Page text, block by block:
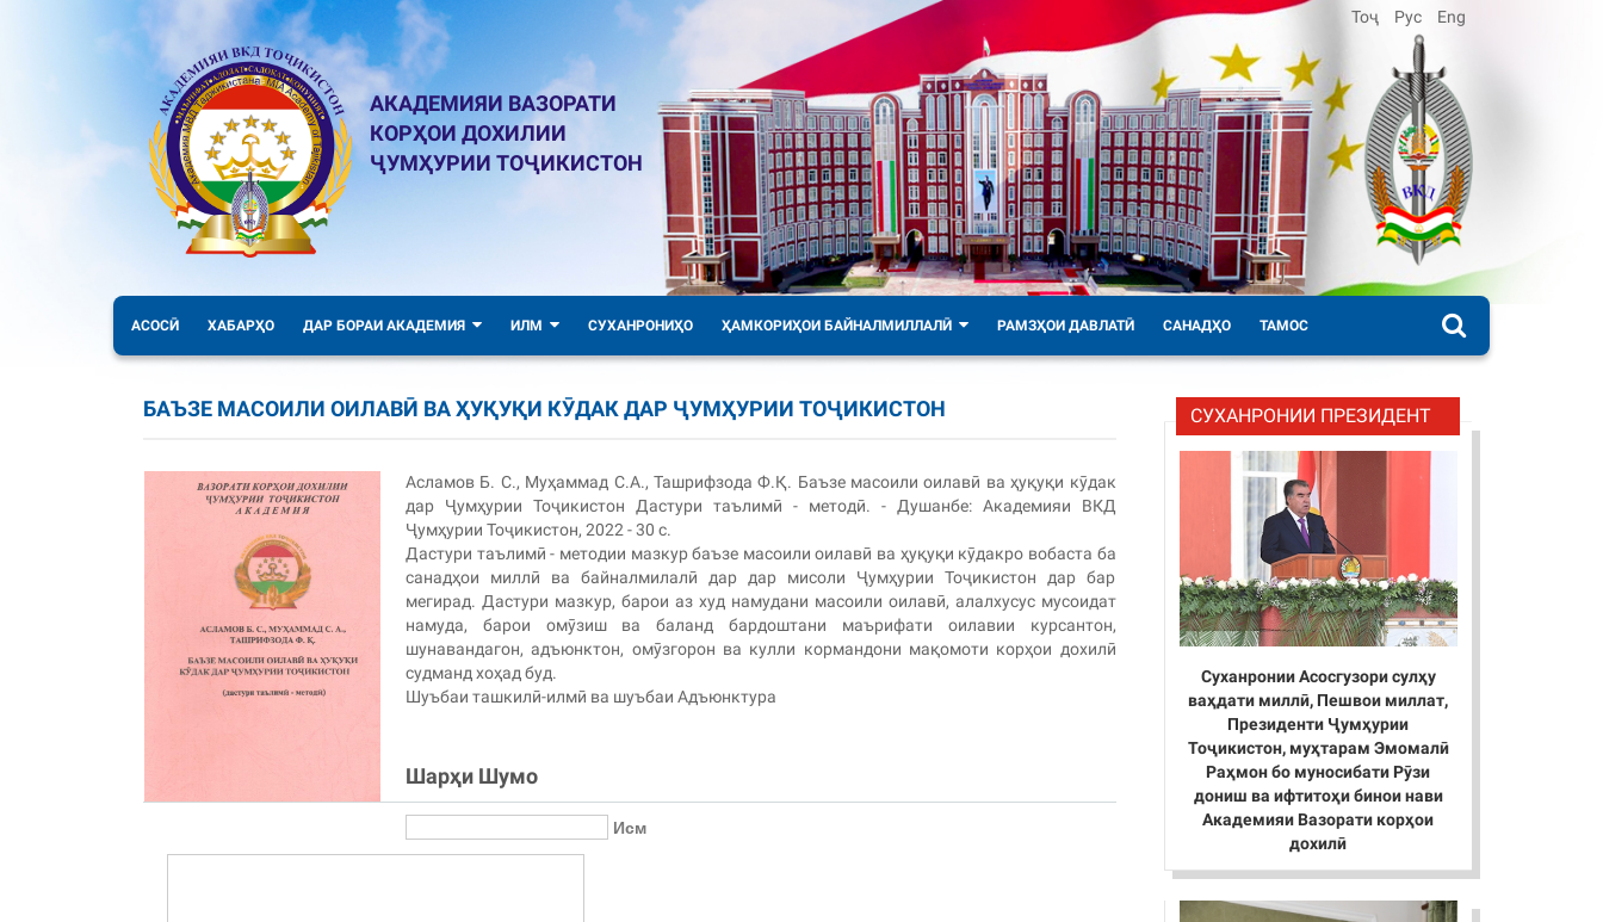
АКАДЕМИЯИ ВАЗОРАТИ
КОРҲОИ ДОХИЛИИ
ҶУМҲУРИИ ТОҶИКИСТОН
Тоҷ Рус Eng
АСОСӢ ХАБАРҲО ДАР БОРАИ АКАДЕМИЯ ИЛМ СУХАНРОНИҲО ҲАМКОРИҲОИ БАЙНАЛМИЛЛАЛӢ РАМЗҲОИ ДАВЛАТӢ САНАДҲО ТАМОС
БАЪЗЕ МАСОИЛИ ОИЛАВӢ ВА ҲУҚУҚИ КӮДАК ДАР ҶУМҲУРИИ ТОҶИКИСТОН
Асламов Б. С., Муҳаммад С.А., Ташрифзода Ф.Қ. Баъзе масоили оилавӣ ва ҳуқуқи кӯдак
дар Ҷумҳурии Тоҷикистон Дастури таълимӣ - методӣ. - Душанбе: Академияи ВКД
Ҷумҳурии Тоҷикистон, 2022 - 30 с.
Дастури таълимӣ - методии мазкур баъзе масоили оилавӣ ва ҳуқуқи кӯдакро вобаста ба
санадҳои миллӣ ва байналмилалӣ дар дар мисоли Ҷумҳурии Тоҷикистон дар бар
мегирад. Дастури мазкур, барои аз худ намудани масоили оилавӣ, алалхусус мусоидат
намуда, барои омӯзиш ва баланд бардоштани маърифати оилавии курсантон,
шунавандагон, адъюнктон, омӯзгорон ва кулли кормандони мақомоти корҳои дохилӣ
судманд хоҳад буд.
Шуъбаи ташкилӣ-илмӣ ва шуъбаи Адъюнктура
Шарҳи Шумо
Исм
СУХАНРОНИИ ПРЕЗИДЕНТ
Суханронии Асосгузори сулҳу
ваҳдати миллӣ, Пешвои миллат,
Президенти Ҷумҳурии
Тоҷикистон, муҳтарам Эмомалӣ
Раҳмон бо муносибати Рӯзи
дониш ва ифтитоҳи бинои нави
Академияи Вазорати корҳои
дохилӣ